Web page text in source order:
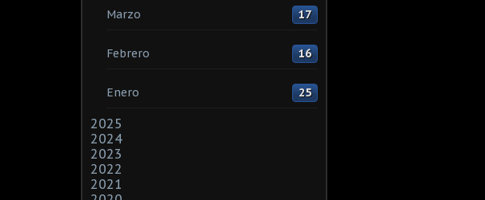
Marzo 17
Febrero 16
Enero 25
2025
2024
2023
2022
2021